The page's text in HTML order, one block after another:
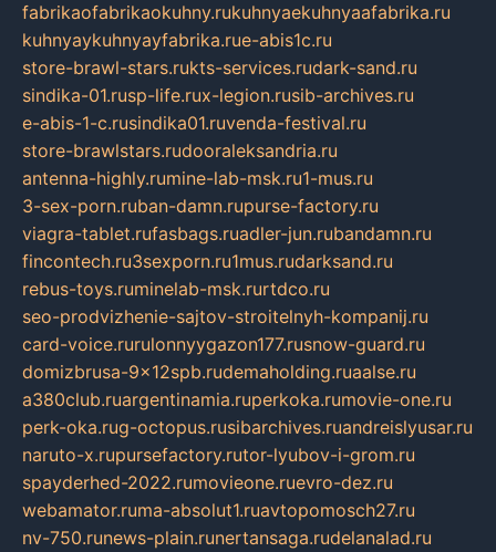
fabrikaofabrikaokuhny.rukuhnyaekuhnyaafabrika.ru
kuhnyaykuhnyayfabrika.rue-abis1c.ru
store-brawl-stars.rukts-services.rudark-sand.ru
sindika-01.rusp-life.rux-legion.rusib-archives.ru
e-abis-1-c.rusindika01.ruvenda-festival.ru
store-brawlstars.rudooraleksandria.ru
antenna-highly.rumine-lab-msk.ru1-mus.ru
3-sex-porn.ruban-damn.rupurse-factory.ru
viagra-tablet.rufasbags.ruadler-jun.rubandamn.ru
fincontech.ru3sexporn.ru1mus.rudarksand.ru
rebus-toys.ruminelab-msk.rurtdco.ru
seo-prodvizhenie-sajtov-stroitelnyh-kompanij.ru
card-voice.rurulonnyygazon177.rusnow-guard.ru
domizbrusa-9x12spb.rudemaholding.ruaalse.ru
a380club.ruargentinamia.ruperkoka.rumovie-one.ru
perk-oka.rug-octopus.rusibarchives.ruandreislyusar.ru
naruto-x.rupursefactory.rutor-lyubov-i-grom.ru
spayderhed-2022.rumovieone.ruevro-dez.ru
webamator.ruma-absolut1.ruavtopomosch27.ru
nv-750.runews-plain.runertansaga.rudelanalad.ru